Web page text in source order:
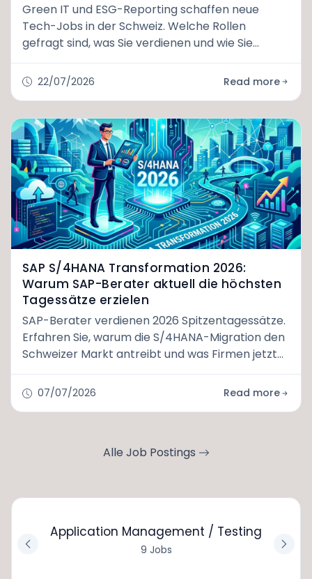
Green IT und ESG-Reporting schaffen neue
Tech-Jobs in der Schweiz. Welche Rollen
gefragt sind, was Sie verdienen und wie Sie
einsteigen.
22/07/2026 Read more
SAP S/4HANA Transformation 2026:
Warum SAP-Berater aktuell die höchsten
Tagessätze erzielen
SAP-Berater verdienen 2026 Spitzentagessätze.
Erfahren Sie, warum die S/4HANA-Migration den
Schweizer Markt antreibt und was Firmen jetzt
tun müssen.
07/07/2026 Read more
Alle Job Postings
Application Management / Testing
9 Jobs